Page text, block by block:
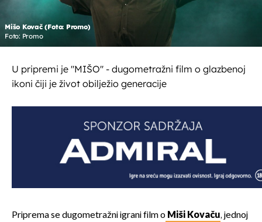
Mišo Kovač (Foto: Promo)
Foto: Promo
U pripremi je ''MIŠO'' - dugometražni film o glazbenoj
ikoni čiji je život obilježio generacije
Priprema se dugometražni igrani film o Miši Kovaču, jednoj